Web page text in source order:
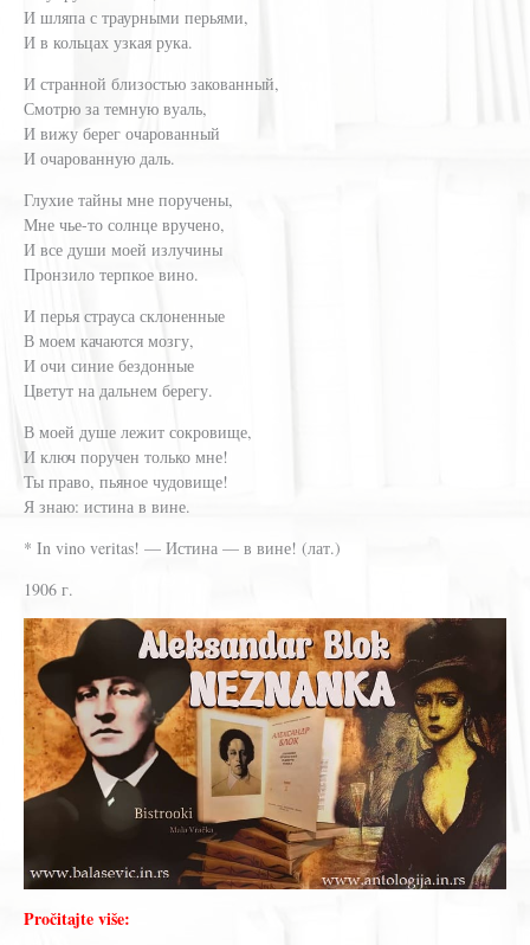
И шляпа с траурными перьями,
И в кольцах узкая рука.
И странной близостью закованный,
Смотрю за темную вуаль,
И вижу берег очарованный
И очарованную даль.
Глухие тайны мне поручены,
Мне чье-то солнце вручено,
И все души моей излучины
Пронзило терпкое вино.
И перья страуса склоненные
В моем качаются мозгу,
И очи синие бездонные
Цветут на дальнем берегу.
В моей душе лежит сокровище,
И ключ поручен только мне!
Ты право, пьяное чудовище!
Я знаю: истина в вине.
* In vino veritas! — Истина — в вине! (лат.)
1906 г.
Pročitajte više: